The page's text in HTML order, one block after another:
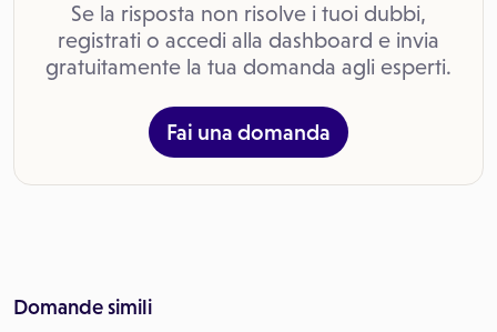
Se la risposta non risolve i tuoi dubbi,
registrati o accedi alla dashboard e invia
gratuitamente la tua domanda agli esperti.
Fai una domanda
Domande simili